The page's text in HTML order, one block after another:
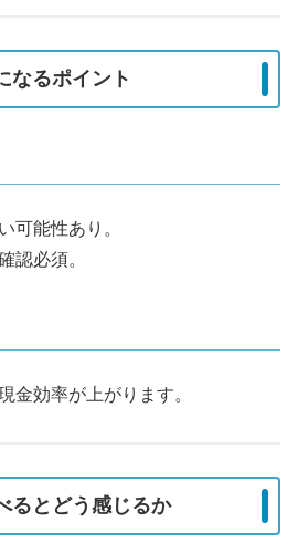
なるポイント
可能性あり。
認必須。
金効率が上がります。
るとどう感じるか